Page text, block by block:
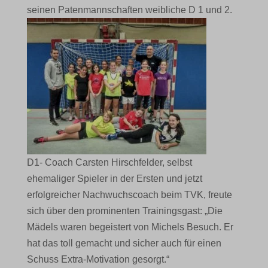
seinen Patenmannschaften weibliche D 1 und 2.
D1- Coach Carsten Hirschfelder, selbst
ehemaliger Spieler in der Ersten und jetzt
erfolgreicher Nachwuchscoach beim TVK, freute
sich über den prominenten Trainingsgast: „Die
Mädels waren begeistert von Michels Besuch. Er
hat das toll gemacht und sicher auch für einen
Schuss Extra-Motivation gesorgt.“